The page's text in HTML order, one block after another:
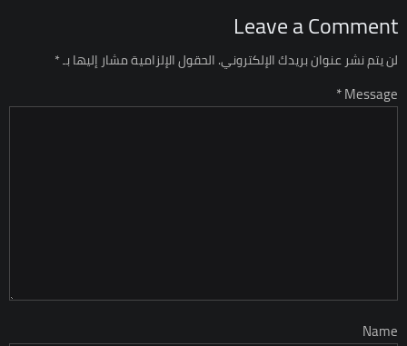
Leave a Comment
لن يتم نشر عنوان بريدك الإلكتروني.الحقول الإلزامية مشار إليها بـ*
Message *
Name